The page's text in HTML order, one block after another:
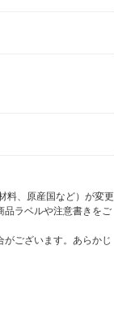
料、原産国など）が変更
品ラベルや注意書きをご
ございます。あらかじ